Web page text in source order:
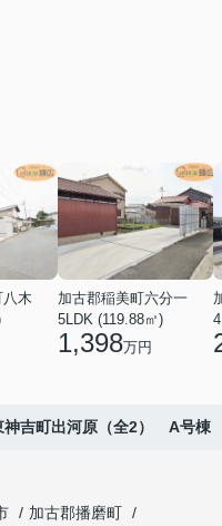
木
加古郡稲美町六分一
5LDK (119.88㎡)
1,398万円
神吉町出河原（全2） A号棟
加古郡播磨町